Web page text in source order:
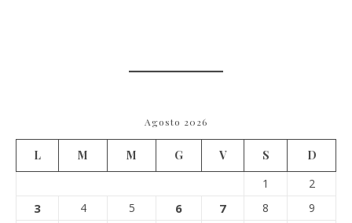
Agosto 2026
L M M G V S
D
1
2
3 4 5 6 7 8
9